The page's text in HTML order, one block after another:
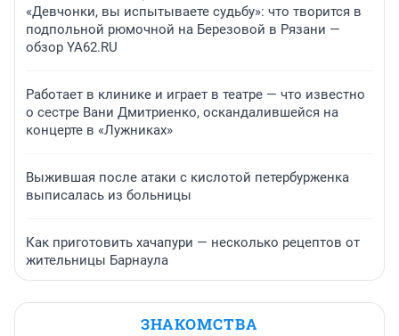
«Девчонки, вы испытываете судьбу»: что творится в
подпольной рюмочной на Березовой в Рязани —
обзор YA62.RU
Работает в клинике и играет в театре — что известно
о сестре Вани Дмитриенко, оскандалившейся на
концерте в «Лужниках»
Выжившая после атаки с кислотой петербурженка
выписалась из больницы
Как приготовить хачапури — несколько рецептов от
жительницы Барнаула
ЗНАКОМСТВА